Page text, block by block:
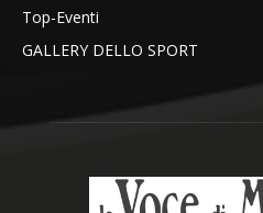
Top-Eventi
GALLERY DELLO SPORT